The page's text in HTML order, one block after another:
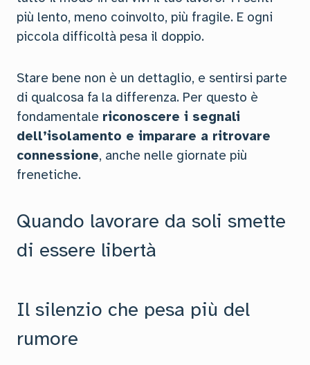
più lento, meno coinvolto, più fragile. E ogni
piccola difficoltà pesa il doppio.
Stare bene non è un dettaglio, e sentirsi parte
di qualcosa fa la differenza. Per questo è
fondamentale riconoscere i segnali
dell’isolamento e imparare a ritrovare
connessione, anche nelle giornate più
frenetiche.
Quando lavorare da soli smette
di essere libertà
Il silenzio che pesa più del
rumore